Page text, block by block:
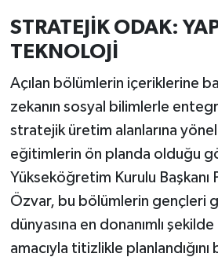
STRATEJİK ODAK:
TEKNOLOJİ
Açılan bölümlerin içeriklerine
zekanın sosyal bilimlerle
stratejik üretim alanlarına
eğitimlerin ön planda olduğu
Yükseköğretim Kurulu Başkanı
Özvar, bu bölümlerin gençleri
dünyasına en donanımlı şekilde
amacıyla titizlikle planlandığını